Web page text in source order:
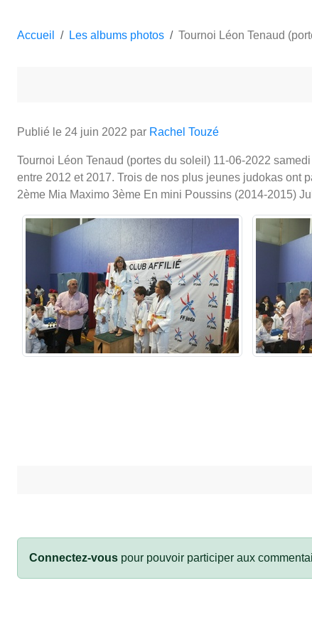
Accueil Les albums photos Tournoi Léon Tenaud
Publié le 24 juin 2022 par Rachel Touzé
Tournoi Léon Tenaud (portes du soleil) 11-06-2022
entre 2012 et 2017. Trois de nos plus jeunes judokas ont
2ème Mia Maximo 3ème En mini Poussins (2014-2015)
Connectez-vous pour pouvoir participer aux